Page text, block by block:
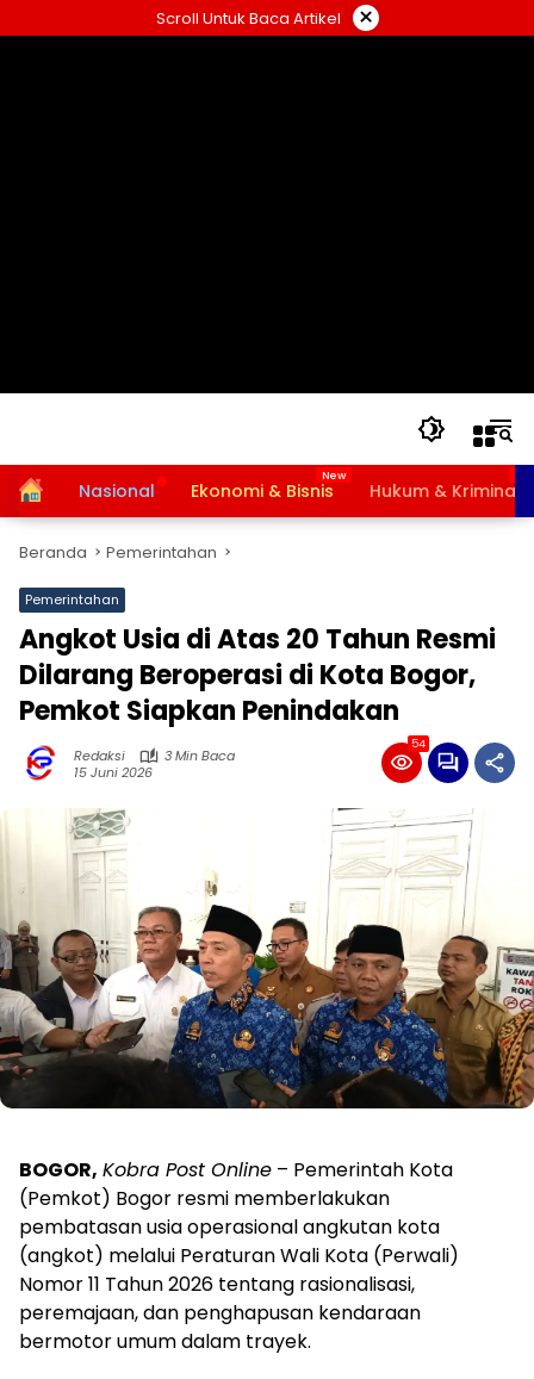
ke
Scroll Untuk Baca Artikel ×
HomeNasional Ekonomi & Bisnis Hukum & Kriminal
Beranda Pemerintahan
Pemerintahan
Angkot Usia di Atas 20 Tahun Resmi
Dilarang Beroperasi di Kota Bogor,
Pemkot Siapkan Penindakan
Redaksi
3 Min Baca
15 Juni 2026
54
BOGOR, Kobra Post Online – Pemerintah Kota
(Pemkot) Bogor resmi memberlakukan
pembatasan usia operasional angkutan kota
(angkot) melalui Peraturan Wali Kota (Perwali)
Nomor 11 Tahun 2026 tentang rasionalisasi,
peremajaan, dan penghapusan kendaraan
bermotor umum dalam trayek.